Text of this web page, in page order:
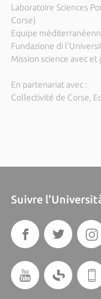
Laboratoire Sciences
Corse)
Equipe
Fundazione di
Mission science avec et
En partenariat avec :
Collectivité de Corse,
Suivre